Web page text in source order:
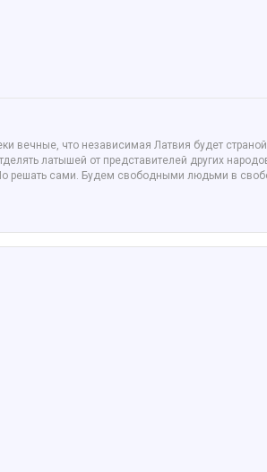
вечные, что независимая Латвия будет
латышей от представителей других
решать сами. Будем свободными людьми в